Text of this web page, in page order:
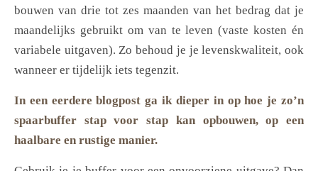
bouwen van drie tot zes maanden van het bedrag dat je
maandelijks gebruikt om van te leven (vaste kosten én
variabele uitgaven). Zo behoud je je levenskwaliteit, ook
wanneer er tijdelijk iets tegenzit.
In een eerdere blogpost ga ik dieper in op hoe je zo’n
spaarbuffer stap voor stap kan opbouwen, op een
haalbare en rustige manier.